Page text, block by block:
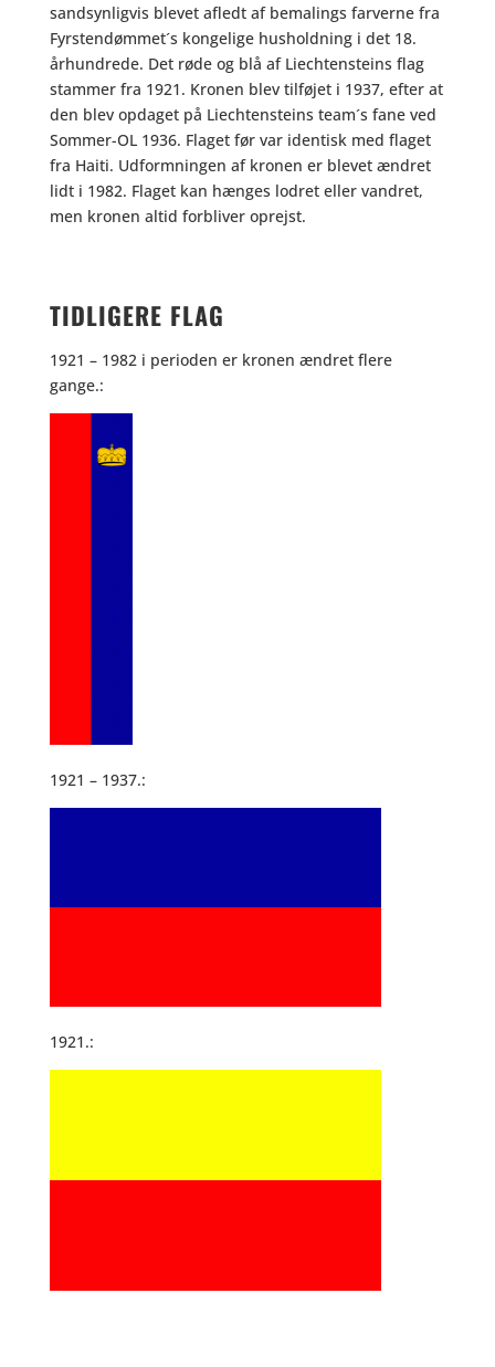
sandsynligvis blevet afledt af bemalings farverne fra
Fyrstendømmet´s kongelige husholdning i det 18.
århundrede. Det røde og blå af Liechtensteins flag
stammer fra 1921. Kronen blev tilføjet i 1937, efter at
den blev opdaget på Liechtensteins team´s fane ved
Sommer-OL 1936. Flaget før var identisk med flaget
fra Haiti. Udformningen af kronen er blevet ændret
lidt i 1982. Flaget kan hænges lodret eller vandret,
men kronen altid forbliver oprejst.
TIDLIGERE FLAG
1921 – 1982 i perioden er kronen ændret flere
gange.:
1921 – 1937.:
1921.: